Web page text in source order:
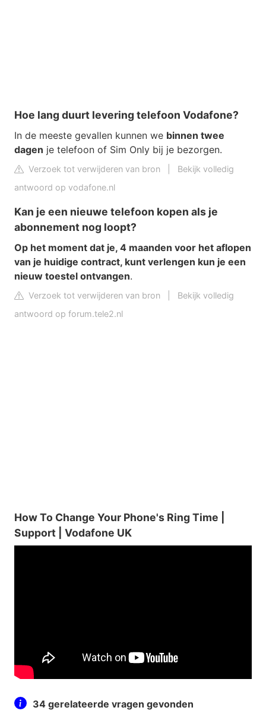
Hoe lang duurt levering telefoon Vodafone?
In de meeste gevallen kunnen we binnen twee
dagen je telefoon of Sim Only bij je bezorgen.
Verzoek tot verwijderen van bron
Bekijk volledig
antwoord op vodafone.nl
Kan je een nieuwe telefoon kopen als je
abonnement nog loopt?
Op het moment dat je, 4 maanden voor het aflopen
van je huidige contract, kunt verlengen kun je een
nieuw toestel ontvangen.
Verzoek tot verwijderen van bron
Bekijk volledig
antwoord op forum.tele2.nl
How To Change Your Phone's Ring Time |
Support | Vodafone UK
34 gerelateerde vragen gevonden